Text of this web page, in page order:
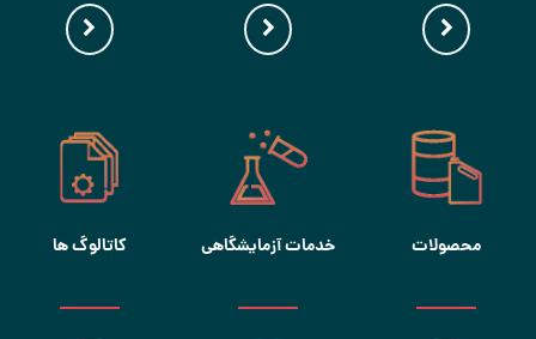
محصولات خدمات آزمایشگاهی کاتالوگ ها